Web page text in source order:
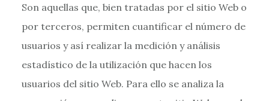
Son aquellas que, bien tratadas por el sitio Web o
por terceros, permiten cuantificar el número de
usuarios y así realizar la medición y análisis
estadístico de la utilización que hacen los
usuarios del sitio Web. Para ello se analiza la